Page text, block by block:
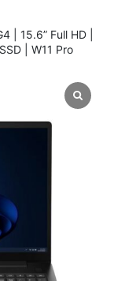
| 15.6” Full HD |
| W11 Pro